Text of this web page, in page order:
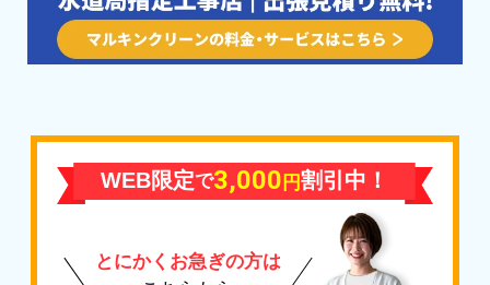
WEB限定で3,000円割引中！
とにかくお急ぎの方は